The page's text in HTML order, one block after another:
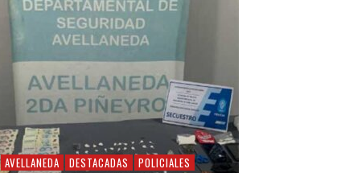
AVELLANEDA DESTACADAS POLICIALES